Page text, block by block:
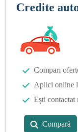
Credite
Compari
Aplici online
Ești contactat
Compară